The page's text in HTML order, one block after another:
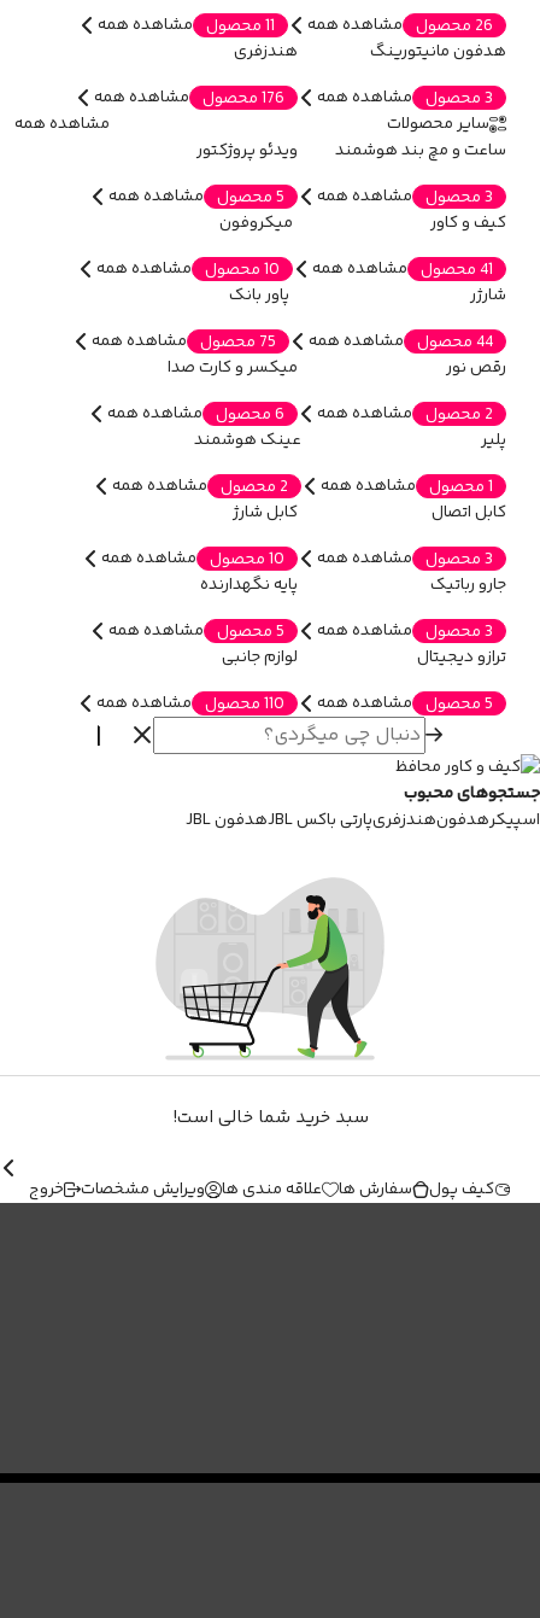
26 محصول مشاهده همه 11 محصول
مشاهده همه
هدفون مانیتورینگ
3 محصول
مشاهده همه
هندزفری
176 محصول
مشاهده همه
سایر محصولات
مشاهده همه
ساعت و مچ بند هوشمند
3 محصول
مشاهده همه
ویدئو پروژکتور
5 محصول
مشاهده همه
کیف و کاور
41 محصول
مشاهده همه
میکروفون
10 محصول
مشاهده همه
شارژر
44 محصول
مشاهده همه
پاور بانک
75 محصول
مشاهده همه
رقص نور
2 محصول
مشاهده همه
میکسر و کارت صدا
6 محصول
مشاهده همه
پلیر
1 محصول
مشاهده همه
عینک هوشمند
2 محصول
مشاهده همه
کابل اتصال
3 محصول
مشاهده همه
کابل شارژ
10 محصول
مشاهده همه
جارو رباتیک
3 محصول
مشاهده همه
پایه نگهدارنده
5 محصول
مشاهده همه
ترازو دیجیتال
5 محصول
مشاهده همه
لوازم جانبی
110 محصول
مشاهده همه
جستجوهای محبوب
اسپیکرهدفونهندزفریپارتی باکس JBL هدفون JBL
سبد خرید شما خالی است!
کیف پول سفارش ها علاقه مندی ها ویرایش مشخصات خروج